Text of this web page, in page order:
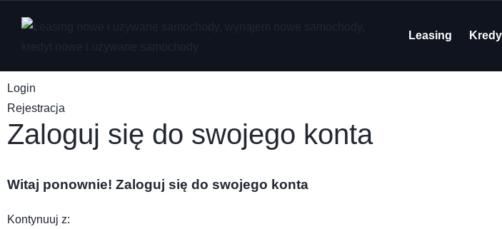
Leasing
Login
Rejestracja
Zaloguj się do swojego konta
Witaj ponownie! Zaloguj się do swojego konta
Kontynuuj z: